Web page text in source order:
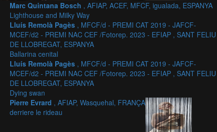
Marc Quintana Bosch , AFIAP, ACEF, MFCF, igualada, ESPANYA
Lighthouse and Milky Way
Lluís Remolà Pagès , MFCF/d - PREMI CAT 2019 - JAFCF-
MCEF/d2 - PREMI NAC CEF /Fotorep. 2023 - EFIAP , SANT FELIU
DE LLOBREGAT, ESPANYA
Ballarina cenital
Lluís Remolà Pagès , MFCF/d - PREMI CAT 2019 - JAFCF-
MCEF/d2 - PREMI NAC CEF /Fotorep. 2023 - EFIAP , SANT FELIU
DE LLOBREGAT, ESPANYA
Dying swan
Pierre Evrard , AFIAP, Wasquehal, FRANÇA
derriere le rideau